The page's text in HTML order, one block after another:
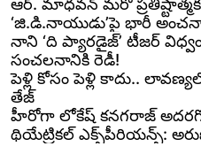
ఆర్. మాధవన్ మరో
‘జి.డి.నాయుడు’పై భారీ
నాని ‘ది ప్యారడైజ్’ టీజర్
సంచలనానికి రెడీ!
పెళ్లి కోసం పెళ్లి కాదు..
తేజ్
హీరోగా లోకేష్ కనగరాజ్
థియేట్రికల్ ఎక్స్‌పీరియన్స్: